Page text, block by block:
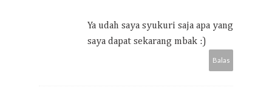
Ya udah saya syukuri saja apa yang
saya dapat sekarang mbak :)
Balas